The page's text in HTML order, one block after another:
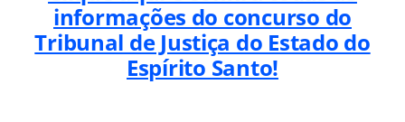
informações do concurso do
Tribunal de Justiça do Estado do
Espírito Santo!